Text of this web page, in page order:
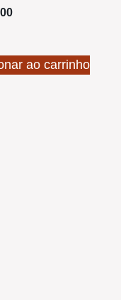
ao carrinho